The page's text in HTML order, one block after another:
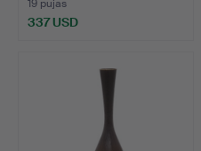
19 pujas
337 USD